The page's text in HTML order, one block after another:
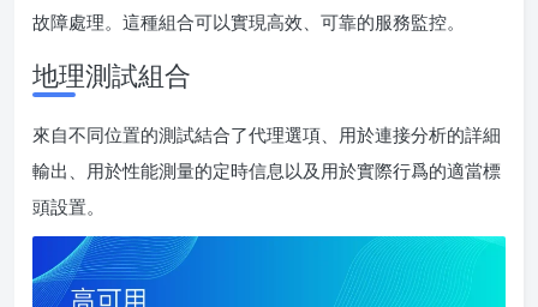
故障處理。這種組合可以實現高效、可靠的服務監控。
地理測試組合
來自不同位置的測試結合了代理選項、用於連接分析的詳細
輸出、用於性能測量的定時信息以及用於實際行爲的適當標
頭設置。